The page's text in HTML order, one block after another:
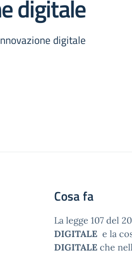
digitale
digitale
Cosa fa
La legge 107 del
DIGITALE e la
DIGITALE che